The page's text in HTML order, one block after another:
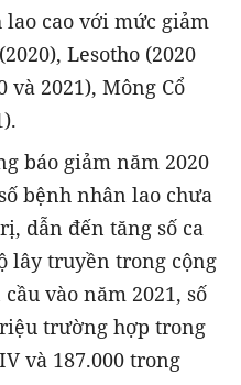
cao với mức giảm
Lesotho (2020
và 2021), Mông Cổ
báo giảm năm 2020
bệnh nhân lao chưa
dẫn đến tăng số ca
lây truyền trong cộng
vào năm 2021, số
trường hợp trong
và 187.000 trong